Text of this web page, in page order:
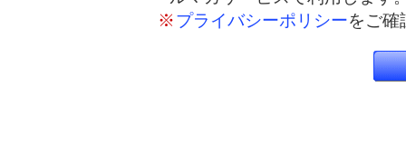
※プライバシーポリシーをご確